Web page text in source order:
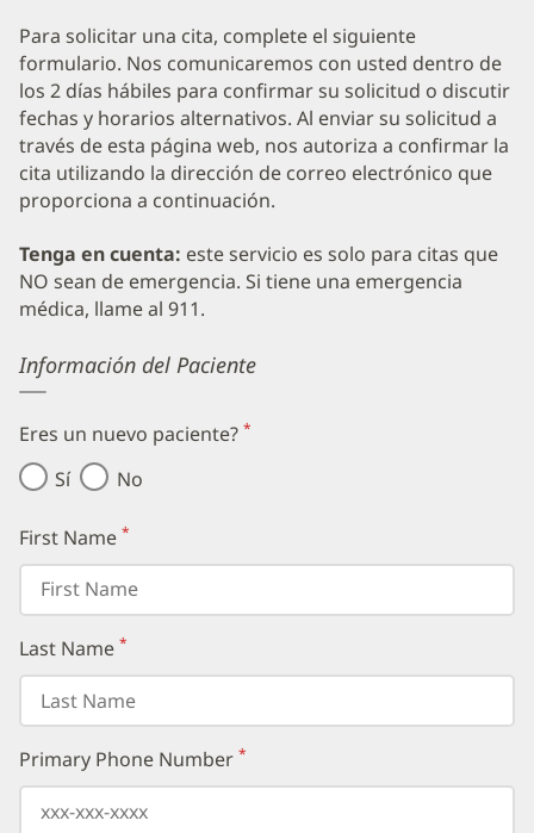
Para solicitar una cita, complete el siguiente
formulario. Nos comunicaremos con usted dentro de
los 2 días hábiles para confirmar su solicitud o discutir
fechas y horarios alternativos. Al enviar su solicitud a
través de esta página web, nos autoriza a confirmar la
cita utilizando la dirección de correo electrónico que
proporciona a continuación.
Tenga en cuenta: este servicio es solo para citas que
NO sean de emergencia. Si tiene una emergencia
médica, llame al 911.
Error
Información del Paciente
Eres un nuevo paciente?(requerido)
*
Sí No
First Name(requerido)
*
Last Name(requerido)
*
Primary Phone Number(requerido)
*